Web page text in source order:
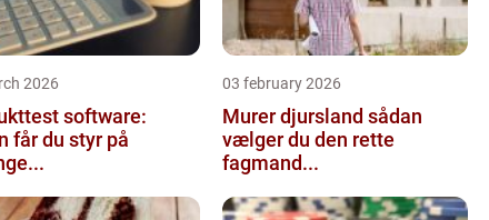
2026
software:
får du styr på
03 february 2026
Murer djursland sådan
vælger du den rette
fagmand...